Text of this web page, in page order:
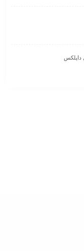
داپلکس